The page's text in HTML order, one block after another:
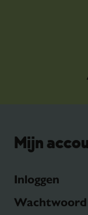
Mijn
Inloggen